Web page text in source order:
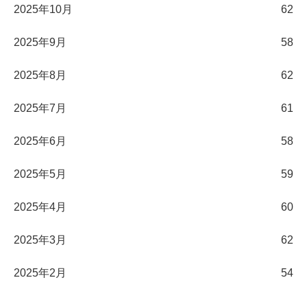
2025年10月 62
2025年9月 58
2025年8月 62
2025年7月 61
2025年6月 58
2025年5月 59
2025年4月 60
2025年3月 62
2025年2月 54